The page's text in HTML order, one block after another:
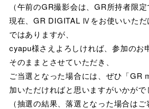
（午前のGR撮影会は、GR所持者限定
現在、GR DIGITAL Ⅳをお使いいただ
ではありますが、
cyapu様さえよろしければ、参加のお
そのままとさせていただき、
ご当選となった場合には、ぜひ「GR
加いただければと思いますがいかがで
（抽選の結果、落選となった場合はご